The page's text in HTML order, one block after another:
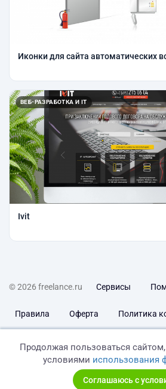
Иконки для сайта автоматических
ВЕБ-РАЗРАБОТКА И IT
Ivit
© 2026 freelance.ru Сервисы
Правила Оферта Политика
Продолжая пользоваться
условиями использования
Соглашаюсь с